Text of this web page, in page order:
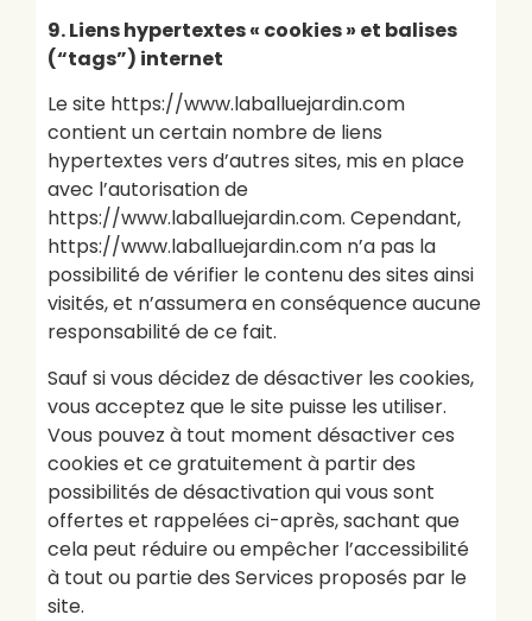
9. Liens hypertextes « cookies » et balises
(“tags”) internet
Le site https://www.laballuejardin.com
contient un certain nombre de liens
hypertextes vers d’autres sites, mis en place
avec l’autorisation de
https://www.laballuejardin.com. Cependant,
https://www.laballuejardin.com n’a pas la
possibilité de vérifier le contenu des sites ainsi
visités, et n’assumera en conséquence aucune
responsabilité de ce fait.
Sauf si vous décidez de désactiver les cookies,
vous acceptez que le site puisse les utiliser.
Vous pouvez à tout moment désactiver ces
cookies et ce gratuitement à partir des
possibilités de désactivation qui vous sont
offertes et rappelées ci-après, sachant que
cela peut réduire ou empêcher l’accessibilité
à tout ou partie des Services proposés par le
site.